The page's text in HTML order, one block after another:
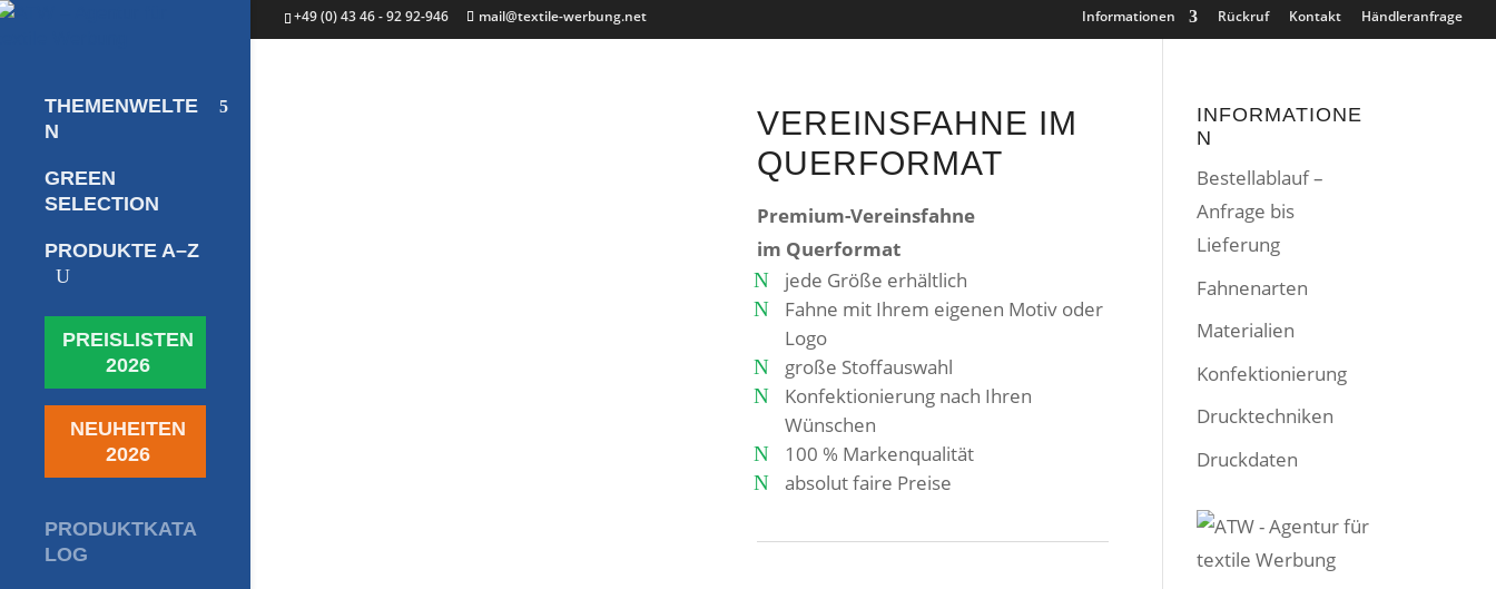
+49 (0) 43 46 - 92 92-946 mail@textile-werbung.net Informationen Rückruf Kontakt Händleranfrage
THEMENWELTE
N
GREEN
SELECTION
PRODUKTE A–Z
U
PREISLISTEN
2026
NEUHEITEN
2026
PRODUKTKATA
LOG
VEREINSFAHNE IM
QUERFORMAT
Premium-Vereinsfahne
im Querformat
jede Größe erhältlich
Fahne mit Ihrem eigenen Motiv oder
Logo
große Stoffauswahl
Konfektionierung nach Ihren
Wünschen
100 % Markenqualität
absolut faire Preise
INFORMATIONE
N
Bestellablauf –
Anfrage bis
Lieferung
Fahnenarten
Materialien
Konfektionierung
Drucktechniken
Druckdaten